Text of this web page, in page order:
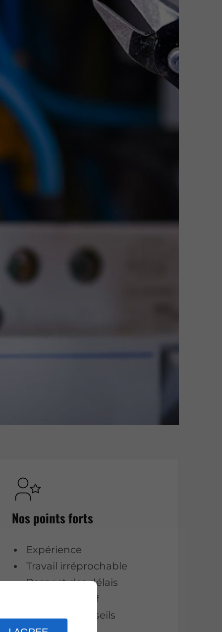
Nos points forts
Expérience
Travail irréprochable
Respect des délais
Prix compétitif
Écoute et conseils